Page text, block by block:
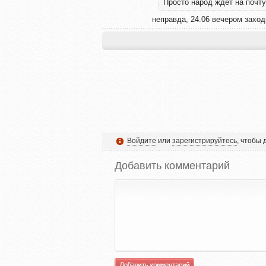
Просто народ ждет на
неправда, 24.06 вечером
Войдите или зарегистрируйтесь, чтобы
Добавить комментарий